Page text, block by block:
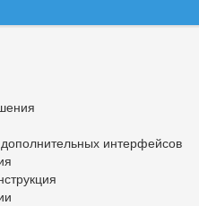
интерфейсов